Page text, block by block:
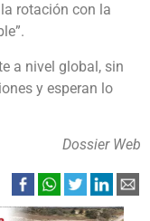
rotación con la
a nivel global, sin
y esperan lo
Dossier Web